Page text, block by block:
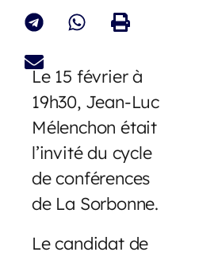
Le 15 février à
19h30, Jean-Luc
Mélenchon était
l’invité du cycle
de conférences
de La Sorbonne.
Le candidat de